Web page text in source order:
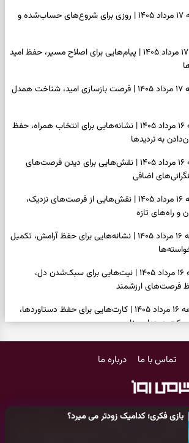
بازی فکری؛ کدامیک زودتر می میرد؟
فال روزانه امروز شنبه ۱۷ مرداد ۱۴۰۵ | روزی برای شروع‌های حساب‌شده و
فال انبیا امروز شنبه ۱۷ مرداد ۱۴۰۵ | پیام‌هایی برای اصلاح مسیر، حفظ امید
فال حافظ امروز شنبه ۱۷ مرداد ۱۴۰۵ | فرصت بازسازی امید، شناخت همدل
فال اسم امروز جمعه ۱۶ مرداد ۱۴۰۵ | نشانه‌هایی برای انتخاب همراه، حفظ
به تردیدها
فال چای امروز جمعه ۱۶ مرداد ۱۴۰۵ | نقش‌هایی برای دیدن فرصت‌های
اضافی
فال قهوه امروز جمعه ۱۶ مرداد ۱۴۰۵ | نقش‌هایی از فرصت‌های نزدیک،
و راه‌های تازه
فال شمع امروز جمعه ۱۶ مرداد ۱۴۰۵ | نشانه‌هایی برای حفظ آرامش، تکمیل
فال ابجد امروز جمعه ۱۶ مرداد ۱۴۰۵ | نیت‌هایی برای سبک‌شدن دل،
فرصت‌های ارزشمند
فال تاروت امروز جمعه ۱۶ مرداد ۱۴۰۵ | کارت‌هایی برای حفظ دستاوردها،
در زمان مناسب
آرام
این دعای گشایش را بخوانید؛ ذکر معتبر برای
سخت
فال فرشتگان امروز جمعه ۱۶ مرداد ۱۴۰۵ | پیام‌هایی برای آرام‌کردن ذهن و
تماس با ما درباره ما
این سایت متعلق بهپایگاه خبری سرگرمی روز
توسط دیگر سایت‌ها